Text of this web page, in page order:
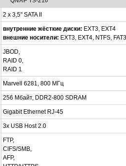
2 x 3,5" SATA II
внутренние жёсткие диски: EXT3, EXT4
внешние носители: EXT3, EXT4, NTFS,
JBOD,
RAID 0,
RAID 1
Marvell 6281, 800 МГц
256 Мбайт, DDR2-800 SDRAM
Gigabit Ethernet RJ-45
3x USB Host 2.0
FTP,
CIFS/SMB,
AFP,